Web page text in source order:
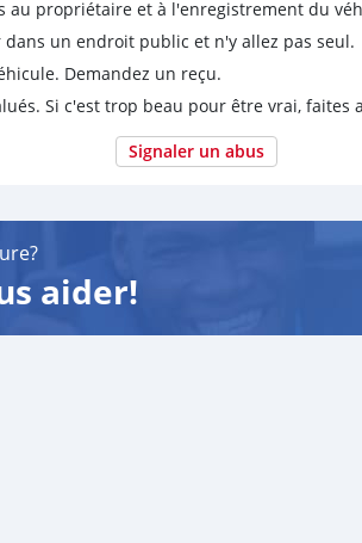
au propriétaire et à l'enregistrement du
un endroit public et n'y allez pas seul.
Demandez un reçu.
Si c'est trop beau pour être vrai, faites
Signaler un abus
aider!